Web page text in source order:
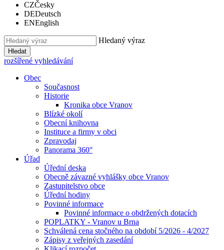
CZČesky
DEDeutsch
ENEnglish
Hledaný výraz
Hledat
rozšířené vyhledávání
Obec
Současnost
Historie
Kronika obce Vranov
Blízké okolí
Obecní knihovna
Instituce a firmy v obci
Zpravodaj
Panorama 360°
Úřad
Úřední deska
Obecně závazné vyhlášky obce Vranov
Zastupitelstvo obce
Úřední hodiny
Povinné informace
Povinné informace o obdržených dotacích
POPLATKY - Vranov u Brna
Schválená cena stočného na období 5/2026 - 4/2027
Zápisy z veřejných zasedání